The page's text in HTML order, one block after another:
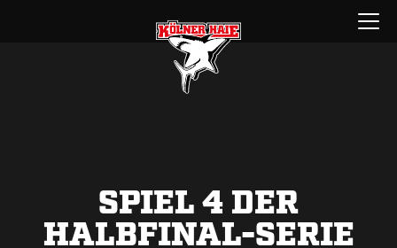
Menü
öffnen
SPIEL 4 DER
HALBFINAL-SERIE